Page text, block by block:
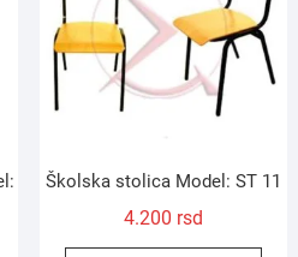
Školska stolica Model: ST 11
4.200 rsd